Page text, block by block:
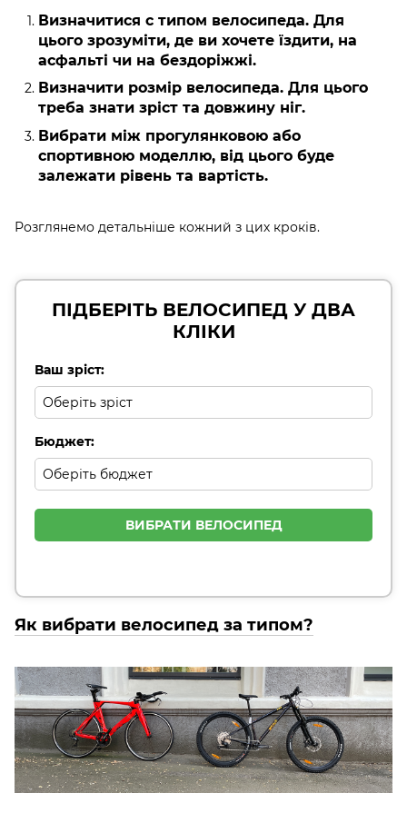
Визначитися с типом велосипеда. Для
цього зрозуміти, де ви хочете їздити, на
асфальті чи на бездоріжжі.
Визначити розмір велосипеда. Для цього
треба знати зріст та довжину ніг.
Вибрати між прогулянковою або
спортивною моделлю, від цього буде
залежати рівень та вартість.
Розглянемо детальніше кожний з цих кроків.
ПІДБЕРІТЬ ВЕЛОСИПЕД У ДВА
КЛІКИ
Ваш зріст:
Бюджет:
ВИБРАТИ ВЕЛОСИПЕД
Як вибрати велосипед за типом?